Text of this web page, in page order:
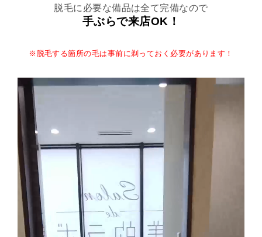
脱毛に必要な備品は全て完備なので
手ぶらで来店OK！
※脱毛する箇所の毛は事前に剃っておく必要があります！